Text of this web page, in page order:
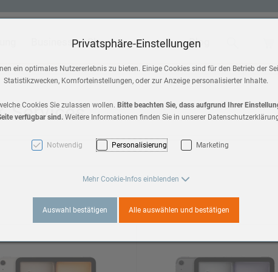
Business Shop
2
Max 2
Blog
Services
Privatsphäre-Einstellungen
ein optimales Nutzererlebnis zu bieten. Einige Cookies sind für den Betrieb der
Statistikzwecken, Komforteinstellungen, oder zur Anzeige personalisierter Inhalte.
Cookies Sie zulassen wollen. Bitte beachten Sie, dass aufgrund Ihrer
verfügbar sind. Weitere Informationen finden Sie in unserer
Notwendig Personalisierung Marketing
Mehr Cookie-Infos einblenden
Auswahl bestätigen Alle auswählen und bestätigen